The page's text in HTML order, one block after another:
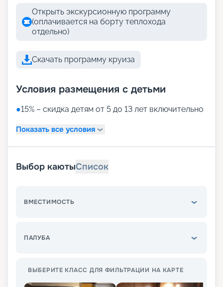
Открыть экскурсионную программу
(оплачивается на борту теплохода
отдельно)
Скачать программу круиза
Условия размещения с детьми
●15% – скидка детям от 5 до 13 лет включительно
Показать все условия
Выбор каютыСписок
ВМЕСТИМОСТЬ
ПАЛУБА
ВЫБЕРИТЕ КЛАСС ДЛЯ ФИЛЬТРАЦИИ НА КАРТЕ